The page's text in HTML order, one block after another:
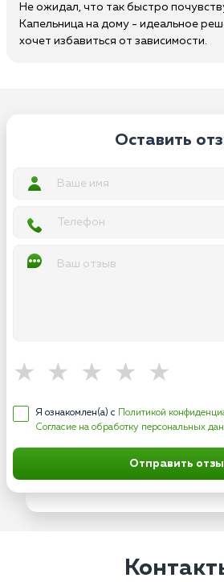
Не ожидал, что так быстро
Капельница на дому - идеальное
хочет избавиться от зависимости.
Оставить
Я ознакомлен(а) с Политикой
Согласие на обработку персональных
Отправить